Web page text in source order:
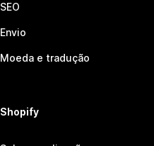
SEO
Envio
Moeda e tradução
Shopify